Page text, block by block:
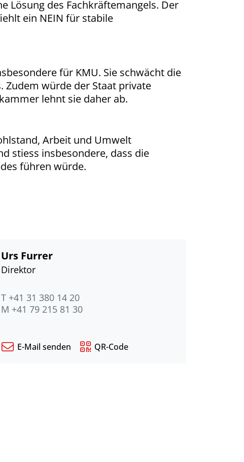
Lösung des Fachkräftemangels. Der
ein NEIN für stabile
für KMU. Sie schwächt die
würde der Staat private
lehnt sie daher ab.
Arbeit und Umwelt
stiess insbesondere, dass die
führen würde.
Urs Furrer
Direktor
T +41 31 380 14 20
M +41 79 215 81 30
E-Mail senden QR-Code